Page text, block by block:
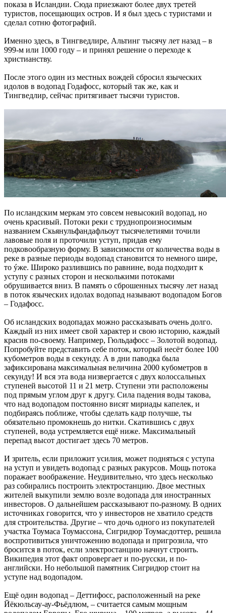
показа в Исландии. Сюда приезжают более двух третей
туристов, посещающих остров. И я был здесь с туристами и
сделал сотню фотографий.
Именно здесь, в Тингведлире, Альтинг тысячу лет назад – в
999-м или 1000 году – и принял решение о переходе к
христианству.
После этого один из местных вождей сбросил языческих
идолов в водопад Годафосс, который так же, как и
Тингведлир, сейчас притягивает тысячи туристов.
По исландским меркам это совсем невысокий водопад, но
очень красивый. Потоки реки с труднопроизносимым
названием Скьянульфандафльоут тысячелетиями точили
лавовые поля и проточили уступ, придав ему
подковообразную форму. В зависимости от количества воды в
реке в разные периоды водопад становится то немного шире,
то ýже. Широко разлившись по равнине, вода подходит к
уступу с разных сторон и несколькими потоками
обрушивается вниз. В память о сброшенных тысячу лет назад
в поток языческих идолах водопад называют водопадом Богов
– Годафосс.
Об исландских водопадах можно рассказывать очень долго.
Каждый из них имеет свой характер и свою историю, каждый
красив по-своему. Например, Гюльдафосс – Золотой водопад.
Попробуйте представить себе поток, который несёт более 100
кубометров воды в секунду. А в дни паводка была
зафиксирована максимальная величина 2000 кубометров в
секунду! И вся эта вода низвергается с двух колоссальных
ступеней высотой 11 и 21 метр. Ступени эти расположены
под прямым углом друг к другу. Сила падения воды такова,
что над водопадом постоянно висят мириады капелек, и
подбираясь поближе, чтобы сделать кадр получше, ты
обязательно промокнешь до нитки. Скатившись с двух
ступеней, вода устремляется ещё ниже. Максимальный
перепад высот достигает здесь 70 метров.
И зритель, если приложит усилия, может подняться с уступа
на уступ и увидеть водопад с разных ракурсов. Мощь потока
поражает воображение. Неудивительно, что здесь несколько
раз собирались построить электростанцию. Двое местных
жителей выкупили землю возле водопада для иностранных
инвесторов. О дальнейшем рассказывают по-разному. В одних
источниках говорится, что у инвесторов не хватило средств
для строительства. Другие – что дочь одного из покупателей
участка Тоумаса Тоумассона, Сигридюр Тоумасдоттер, решила
воспротивиться уничтожению водопада и пригрозила, что
бросится в поток, если электростанцию начнут строить.
Википедия этот факт опровергает и по-русски, и по-
английски. Но небольшой памятник Сигридюр стоит на
уступе над водопадом.
Ещё один водопад – Деттифосс, расположенный на реке
Йёкюльсау-ау-Фьёдлюм, – считается самым мощным